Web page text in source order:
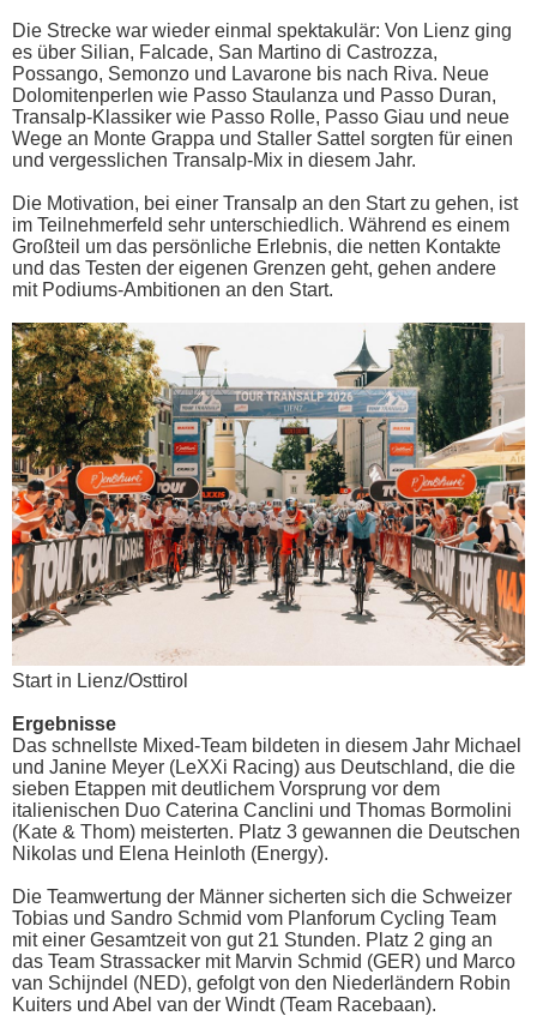
Die Strecke war wieder einmal spektakulär: Von Lienz ging
es über Silian, Falcade, San Martino di Castrozza,
Possango, Semonzo und Lavarone bis nach Riva. Neue
Dolomitenperlen wie Passo Staulanza und Passo Duran,
Transalp-Klassiker wie Passo Rolle, Passo Giau und neue
Wege an Monte Grappa und Staller Sattel sorgten für einen
und vergesslichen Transalp-Mix in diesem Jahr.
Die Motivation, bei einer Transalp an den Start zu gehen, ist
im Teilnehmerfeld sehr unterschiedlich. Während es einem
Großteil um das persönliche Erlebnis, die netten Kontakte
und das Testen der eigenen Grenzen geht, gehen andere
mit Podiums-Ambitionen an den Start.
Start in Lienz/Osttirol
Ergebnisse
Das schnellste Mixed-Team bildeten in diesem Jahr Michael
und Janine Meyer (LeXXi Racing) aus Deutschland, die die
sieben Etappen mit deutlichem Vorsprung vor dem
italienischen Duo Caterina Canclini und Thomas Bormolini
(Kate & Thom) meisterten. Platz 3 gewannen die Deutschen
Nikolas und Elena Heinloth (Energy).
Die Teamwertung der Männer sicherten sich die Schweizer
Tobias und Sandro Schmid vom Planforum Cycling Team
mit einer Gesamtzeit von gut 21 Stunden. Platz 2 ging an
das Team Strassacker mit Marvin Schmid (GER) und Marco
van Schijndel (NED), gefolgt von den Niederländern Robin
Kuiters und Abel van der Windt (Team Racebaan).